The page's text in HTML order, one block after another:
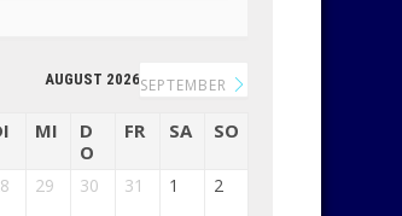
AUGUST 2026SEPTEMBER
MI
D
O
FR SA SO
29 30 31 1 2